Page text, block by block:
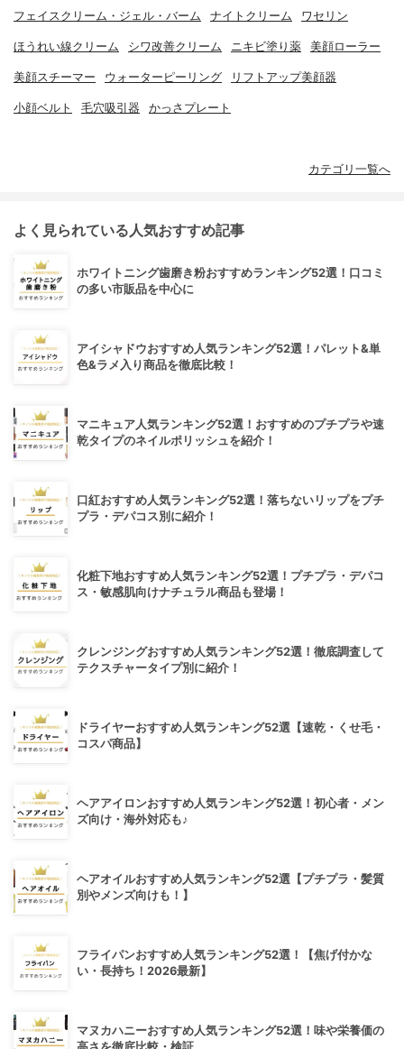
フェイスクリーム・ジェル・バーム ナイトクリーム ワセリン
ほうれい線クリーム シワ改善クリーム ニキビ塗り薬 美顔ローラー
美顔スチーマー ウォーターピーリング リフトアップ美顔器
小顔ベルト 毛穴吸引器 かっさプレート
カテゴリ一覧へ
よく見られている人気おすすめ記事
ホワイトニング歯磨き粉おすすめランキング52選！口コミ
の多い市販品を中心に
アイシャドウおすすめ人気ランキング52選！パレット&単
色&ラメ入り商品を徹底比較！
マニキュア人気ランキング52選！おすすめのプチプラや速
乾タイプのネイルポリッシュを紹介！
口紅おすすめ人気ランキング52選！落ちないリップをプチ
プラ・デパコス別に紹介！
化粧下地おすすめ人気ランキング52選！プチプラ・デパコ
ス・敏感肌向けナチュラル商品も登場！
クレンジングおすすめ人気ランキング52選！徹底調査して
テクスチャータイプ別に紹介！
ドライヤーおすすめ人気ランキング52選【速乾・くせ毛・
コスパ商品】
ヘアアイロンおすすめ人気ランキング52選！初心者・メン
ズ向け・海外対応も♪
ヘアオイルおすすめ人気ランキング52選【プチプラ・髪質
別やメンズ向けも！】
フライパンおすすめ人気ランキング52選！【焦げ付かな
い・長持ち！2026最新】
マヌカハニーおすすめ人気ランキング52選！味や栄養価の